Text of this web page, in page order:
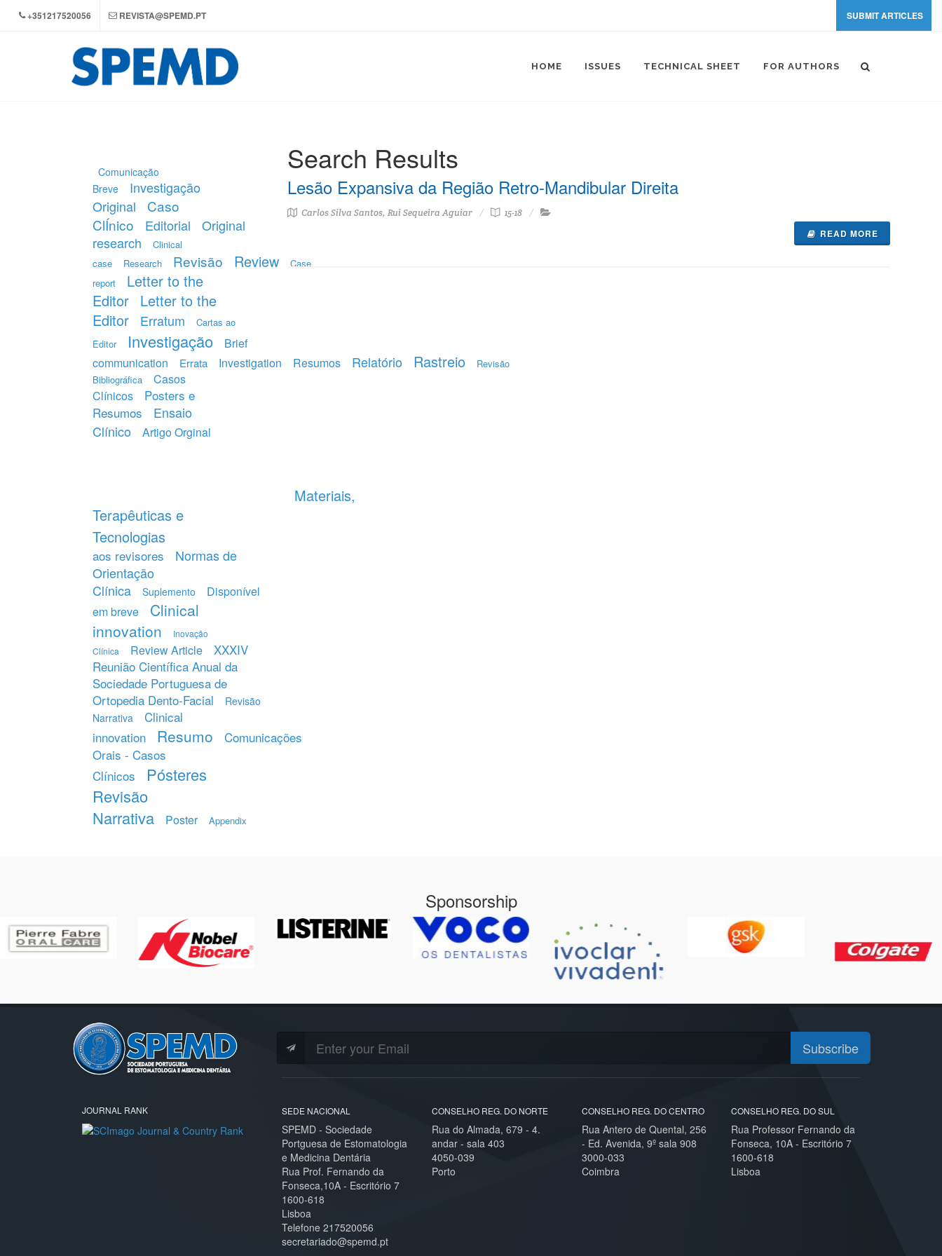
+351217520056 REVISTA@SPEMD.PT SUBMIT ARTICLES
HOME ISSUES TECHNICAL SHEET FOR AUTHORS
Comunicação
Breve
Investigação
Original
Caso
ClÍnico
Editorial
Original
research
Clinical
case
Research Revisão Review
Case
report
Letter to the
Editor Letter to the
Editor
Erratum
Cartas ao
Editor
Investigação
Brief
communication
Errata Investigation Resumos Relatório Rastreio
Revisão
Bibliográfica
Casos
Clínicos
Posters e
Resumos
Ensaio
Clínico
Artigo Orginal
Materiais,
Terapêuticas e
Tecnologias
aos revisores
Normas de
Orientação
Clínica
Suplemento
Disponível
em breve
Clinical
innovation
Inovação
Clínica
Review Article
XXXIV
Reunião Científica Anual da
Sociedade Portuguesa de
Ortopedia Dento-Facial
Revisão
Narrativa
Clinical
innovation
Resumo
Comunicações
Orais - Casos
Clínicos
Pósteres
Revisão
Narrativa
Poster Appendix
Search Results
Lesão Expansiva da Região Retro-Mandibular Direita
Carlos Silva Santos, Rui Sequeira Aguiar 15-18
READ MORE
Sponsorship
Subscribe
JOURNAL RANK SEDE NACIONAL
SPEMD - Sociedade
Portguesa de Estomatologia
e Medicina Dentária
Rua Prof. Fernando da
Fonseca,10A - Escritório 7
1600-618
Lisboa
Telefone 217520056
secretariado@spemd.pt
CONSELHO REG. DO NORTE
Rua do Almada, 679 - 4.
andar - sala 403
4050-039
Porto
CONSELHO REG. DO CENTRO
Rua Antero de Quental, 256
- Ed. Avenida, 9º sala 908
3000-033
Coimbra
CONSELHO REG. DO SUL
Rua Professor Fernando da
Fonseca, 10A - Escritório 7
1600-618
Lisboa